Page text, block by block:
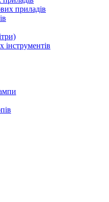
приладів
інструментів